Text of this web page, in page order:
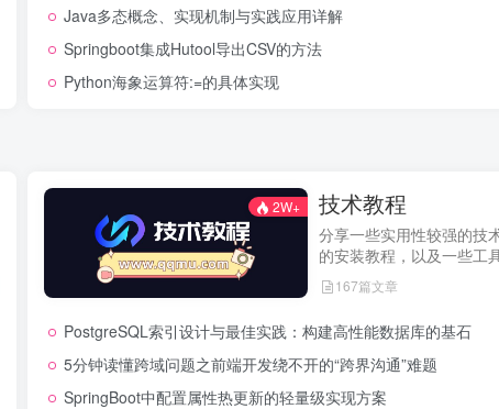
Java多态概念、实现机制与实践应用详解
Springboot集成Hutool导出CSV的方法
Python海象运算符:=的具体实现
2W+ 技术教程
分享一些实用性较强的技
的安装教程，以及一些工
置等等167篇文章
PostgreSQL索引设计与最佳实践：构建高性能数据库的基石
5分钟读懂跨域问题之前端开发绕不开的“跨界沟通”难题
SpringBoot中配置属性热更新的轻量级实现方案